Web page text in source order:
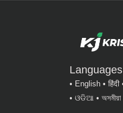
Languages
English हिंदी
ଓଡିଆ
অসমীয়া